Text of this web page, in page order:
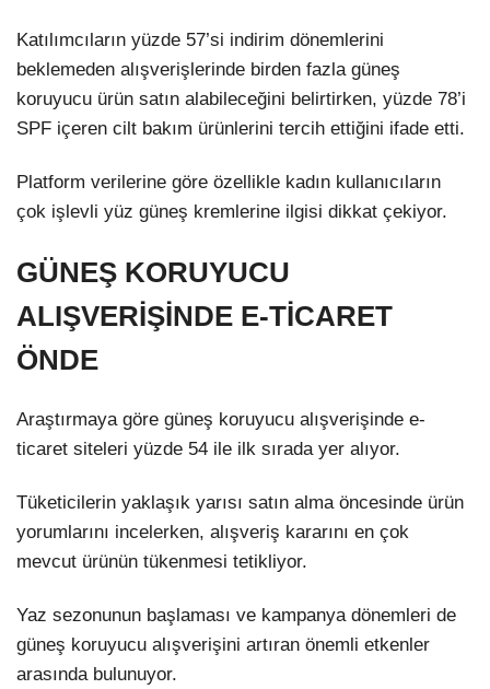
Katılımcıların yüzde 57’si indirim dönemlerini
beklemeden alışverişlerinde birden fazla güneş
koruyucu ürün satın alabileceğini belirtirken, yüzde 78’i
SPF içeren cilt bakım ürünlerini tercih ettiğini ifade etti.
Platform verilerine göre özellikle kadın kullanıcıların
çok işlevli yüz güneş kremlerine ilgisi dikkat çekiyor.
GÜNEŞ KORUYUCU
ALIŞVERİŞİNDE E-TİCARET
ÖNDE
Araştırmaya göre güneş koruyucu alışverişinde e-
ticaret siteleri yüzde 54 ile ilk sırada yer alıyor.
Tüketicilerin yaklaşık yarısı satın alma öncesinde ürün
yorumlarını incelerken, alışveriş kararını en çok
mevcut ürünün tükenmesi tetikliyor.
Yaz sezonunun başlaması ve kampanya dönemleri de
güneş koruyucu alışverişini artıran önemli etkenler
arasında bulunuyor.